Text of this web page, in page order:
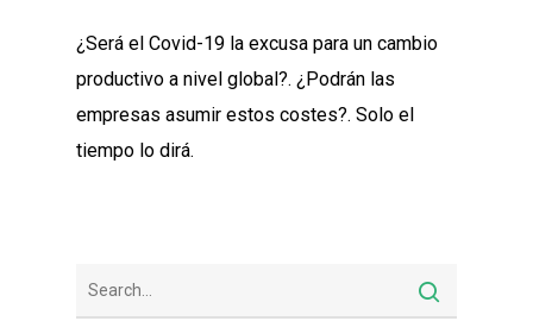
¿Será el Covid-19 la excusa para un cambio
productivo a nivel global?. ¿Podrán las
empresas asumir estos costes?. Solo el
tiempo lo dirá.